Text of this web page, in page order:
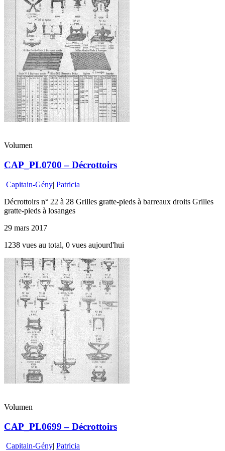
Volumen
CAP_PL0700 – Décrottoirs
Capitain-Gény| Patricia
Décrottoirs n° 22 à 28 Grilles gratte-pieds à barreaux droits Grilles
gratte-pieds à losanges
29 mars 2017
1238 vues au total, 0 vues aujourd'hui
Volumen
CAP_PL0699 – Décrottoirs
Capitain-Gény| Patricia